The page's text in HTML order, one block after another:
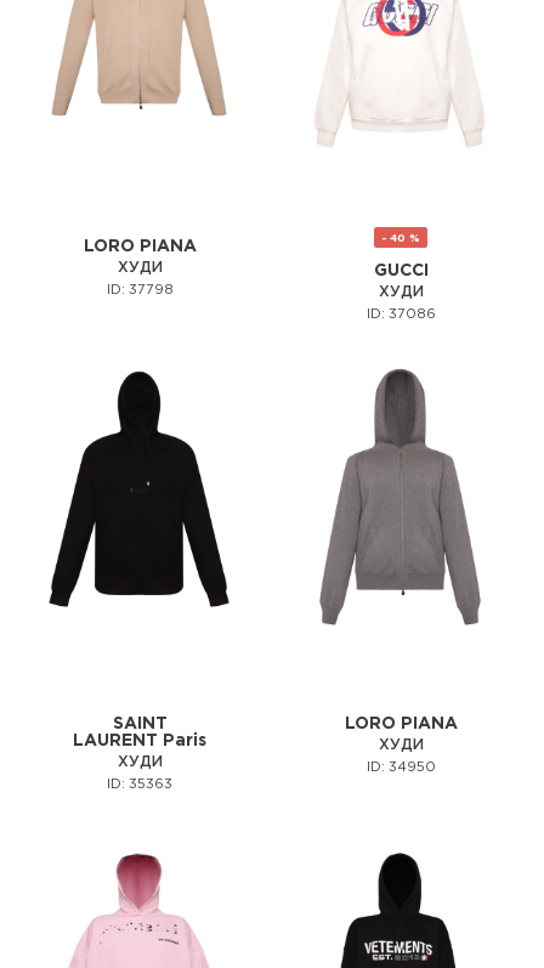
LORO PIANA
ХУДИ
ID: 37798
- 40 %
GUCCI
ХУДИ
ID: 37086
SAINT
LAURENT Paris
ХУДИ
ID: 35363
LORO PIANA
ХУДИ
ID: 34950